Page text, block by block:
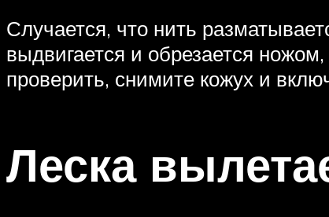
Случается, что нить
выдвигается и обрезается
проверить, снимите кожух и
Леска